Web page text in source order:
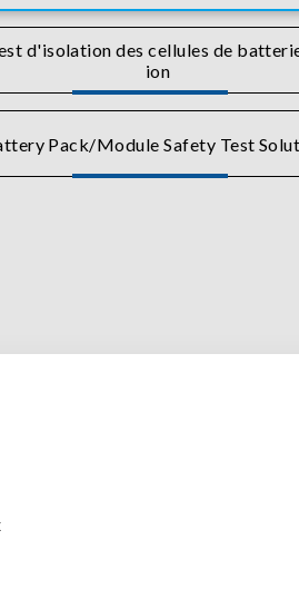
d'isolation des cellules de
ion
Pack/Module Safety Test